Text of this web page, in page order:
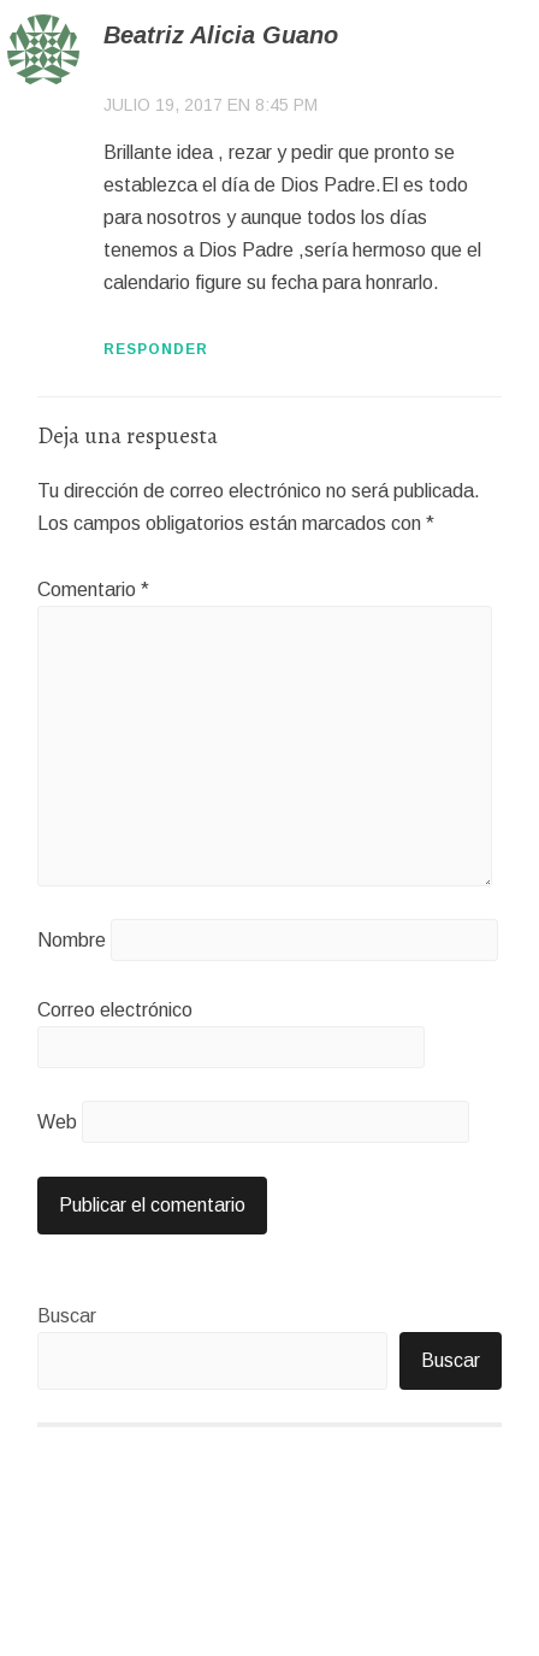
Beatriz Alicia Guano
JULIO 19, 2017 EN 8:45 PM
Brillante idea , rezar y pedir que pronto se
establezca el día de Dios Padre.El es todo
para nosotros y aunque todos los días
tenemos a Dios Padre ,sería hermoso que el
calendario figure su fecha para honrarlo.
RESPONDER
Deja una respuesta
Tu dirección de correo electrónico no será publicada.
Los campos obligatorios están marcados con*
Comentario*
Nombre
Correo electrónico
Web
Buscar
Buscar